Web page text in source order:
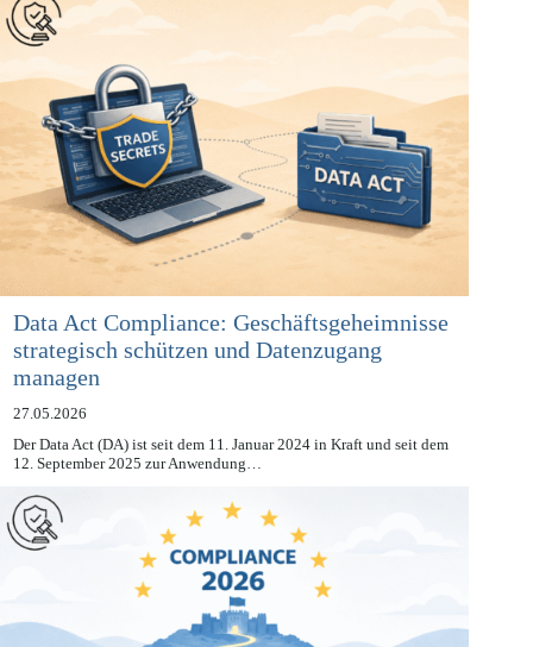
Data Act Compliance: Geschäftsgeheimnisse
strategisch schützen und Datenzugang
managen
27.05.2026
Der Data Act (DA) ist seit dem 11. Januar 2024 in Kraft und seit dem
12. September 2025 zur Anwendung…